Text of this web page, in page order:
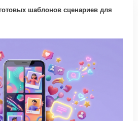
шаблонов сценариев для